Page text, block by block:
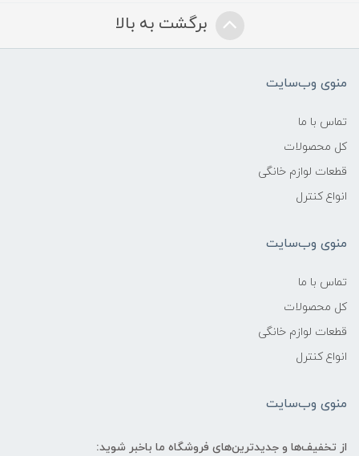
برگشت به بالا
منوی وب‌سایت
تماس با ما
کل محصولات
قطعات لوازم خانگی
انواع کنترل
منوی وب‌سایت
تماس با ما
کل محصولات
قطعات لوازم خانگی
انواع کنترل
منوی وب‌سایت
از تخفیف‌ها و جدیدترین‌های فروشگاه ما باخبر شوید: